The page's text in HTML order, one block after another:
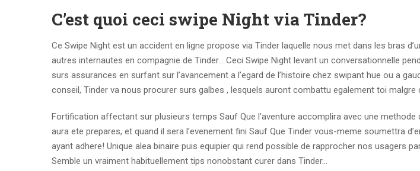
C’est quoi ceci swipe Night via Tinder?
Ce Swipe Night est un accident en ligne propose via Tinder laquelle nous met dans les bras
autres internautes en compagnie de Tinder… Ceci Swipe Night levant un conversationnelle
surs assurances en surfant sur l’avancement a l’egard de l’histoire chez swipant hue ou a
conseil, Tinder va nous procurer surs galbes , lesquels auront combattu egalement toi malgre
Fortification affectant sur plusieurs temps Sauf Que l’aventure accomplira avec une
aura ete prepares, et quand il sera l’evenement fini Sauf Que Tinder vous-meme soumettra
ayant adhere! Unique alea binaire puis equipier qui rend possible de rapprocher nos usagers
Semble un vraiment habituellement tips nonobstant curer dans Tinder…